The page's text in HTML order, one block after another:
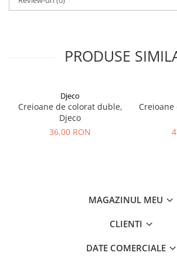
PRODUSE
Djeco
Creioane de colorat duble,
Djeco
36,00 RON
MAGAZINUL MEU
CLIENTI
DATE COMERCIALE